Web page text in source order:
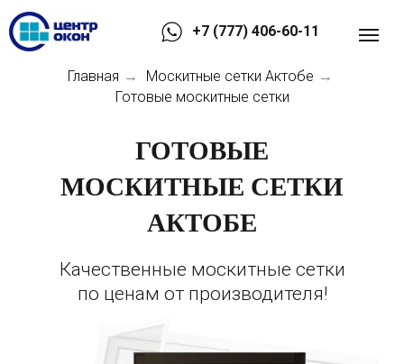
+7 (777) 406-60-11
Главная → Москитные сетки Актобе →
Готовые москитные сетки
ГОТОВЫЕ
МОСКИТНЫЕ СЕТКИ
АКТОБЕ
Качественные москитные сетки
по ценам от производителя!